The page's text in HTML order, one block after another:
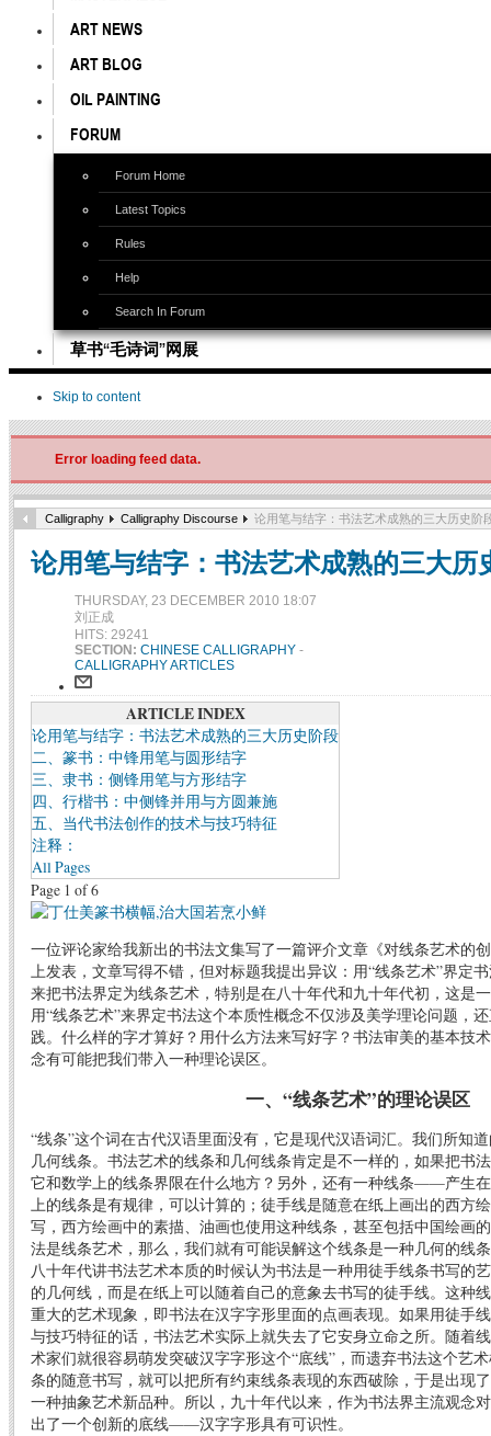
ART NEWS
ART BLOG
OIL PAINTING
FORUM
Forum Home
Latest Topics
Rules
Help
Search In Forum
草书“毛诗词”网展
Skip to content
Error loading feed data.
Calligraphy Calligraphy Discourse 论用笔与结字：书法艺术成熟的三大历史阶
论用笔与结字：书法艺术成熟的三大历
THURSDAY, 23 DECEMBER 2010 18:07
刘正成
HITS: 29241
SECTION: CHINESE CALLIGRAPHY -
CALLIGRAPHY ARTICLES
ARTICLE INDEX
论用笔与结字：书法艺术成熟的三大历史阶段
二、篆书：中锋用笔与圆形结字
三、隶书：侧锋用笔与方形结字
四、行楷书：中侧锋并用与方圆兼施
五、当代书法创作的技术与技巧特征
注释：
All Pages
Page 1 of 6
一位评论家给我新出的书法文集写了一篇评介文章《对线条艺术的
上发表，文章写得不错，但对标题我提出异议：用“线条艺术”界定
来把书法界定为线条艺术，特别是在八十年代和九十年代初，这是
用“线条艺术”来界定书法这个本质性概念不仅涉及美学理论问题，
践。什么样的字才算好？用什么方法来写好字？书法审美的基本技
念有可能把我们带入一种理论误区。
一、“线条艺术”的理论误区
“线条”这个词在古代汉语里面没有，它是现代汉语词汇。我们所知
几何线条。书法艺术的线条和几何线条肯定是不一样的，如果把书
它和数学上的线条界限在什么地方？另外，还有一种线条——产生
上的线条是有规律，可以计算的；徒手线是随意在纸上画出的西方
写，西方绘画中的素描、油画也使用这种线条，甚至包括中国绘画
法是线条艺术，那么，我们就有可能误解这个线条是一种几何的线
八十年代讲书法艺术本质的时候认为书法是一种用徒手线条书写的
的几何线，而是在纸上可以随着自己的意象去书写的徒手线。这种
重大的艺术现象，即书法在汉字字形里面的点画表现。如果用徒手
与技巧特征的话，书法艺术实际上就失去了它安身立命之所。随着
术家们就很容易萌发突破汉字字形这个“底线”，而遗弃书法这个艺
条的随意书写，就可以把所有约束线条表现的东西破除，于是出现
一种抽象艺术新品种。所以，九十年代以来，作为书法界主流观念
出了一个创新的底线——汉字字形具有可识性。